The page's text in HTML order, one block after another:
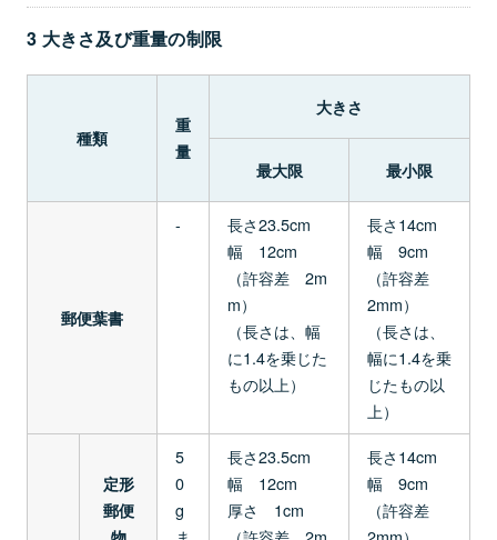
3 大きさ及び重量の制限
種類
重
量
大きさ
最大限 最小限
郵便葉書
-
長さ23.5cm
幅 12cm
（許容差 2m
m）
（長さは、幅
に1.4を乗じた
もの以上）
長さ14cm
幅 9cm
（許容差
2mm）
（長さは、
幅に1.4を乗
じたもの以
上）
定形
郵便
5
0
g
長さ23.5cm
幅 12cm
厚さ 1cm
長さ14cm
幅 9cm
（許容差